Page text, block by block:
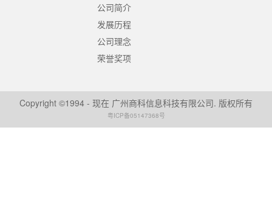
公司简介
发展历程
公司理念
荣誉奖项
Copyright ©1994 - 现在 广州商科信息科技有限公司. 版权所有
粤ICP备05147368号